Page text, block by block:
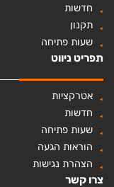
חדשות
תקנון
שעות פתיחה
תפריט ניווט
אטרקציות
חדשות
שעות פתיחה
הוראות הגעה
הצהרת נגישות
צרו קשר